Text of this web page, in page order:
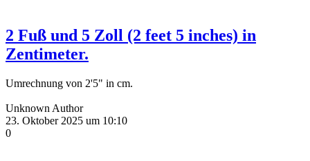
2 Fuß und 5 Zoll (2 feet 5 inches) in
Zentimeter.
Umrechnung von 2'5" in cm.
Unknown Author
23. Oktober 2025 um 10:10
0